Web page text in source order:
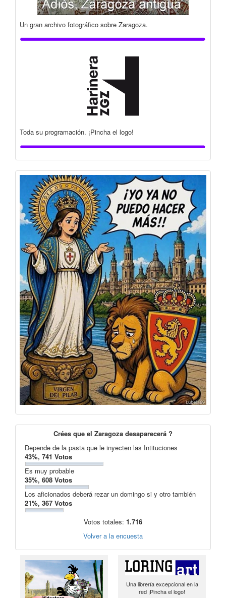
Un gran archivo fotográfico sobre Zaragoza.
Toda su programación. ¡Pincha el logo!
Crées que el Zaragoza desaparecerá ?
Depende de la pasta que le inyecten las Intituciones
43%, 741 Votos
Es muy probable
35%, 608 Votos
Los aficionados deberá rezar un domingo si y otro también
21%, 367 Votos
Votos totales: 1.716
Volver a la encuesta
Una librería excepcional en la
red ¡Pincha el logo!